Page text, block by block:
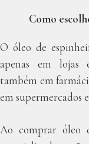
Como
O óleo de
apenas em lojas
também em
em supermercados
Ao comprar óleo